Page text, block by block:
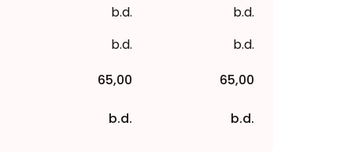
b.d.
b.d.
b.d.
b.d.
65,00 65,00
b.d. b.d.